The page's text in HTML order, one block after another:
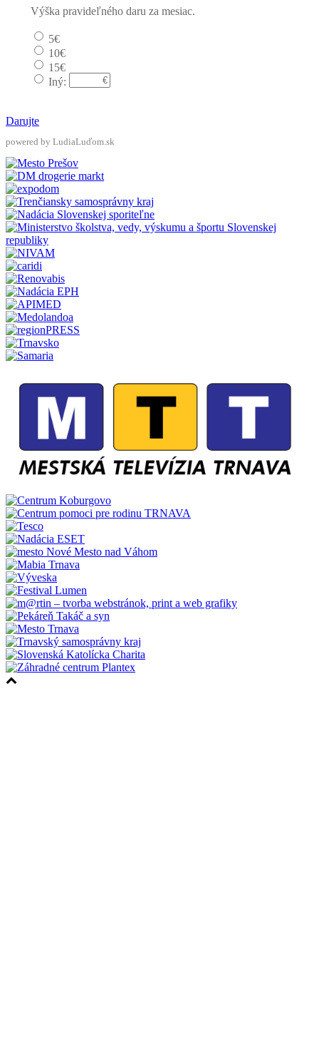
Výška pravideľného daru za mesiac.
5€
10€
15€
Iný:
Darujte
powered by LudiaLuďom.sk